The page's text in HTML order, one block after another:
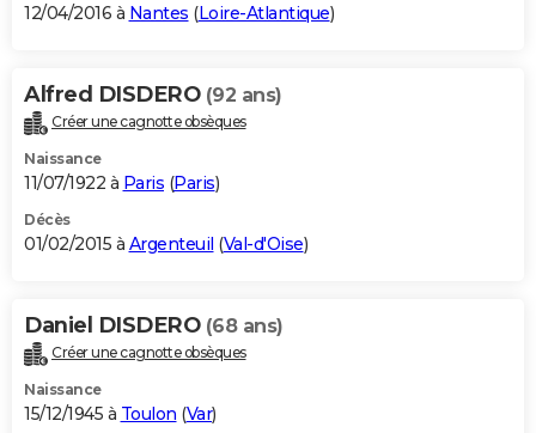
12/04/2016 à Nantes (Loire-Atlantique)
Alfred DISDERO (92 ans)
Créer une cagnotte obsèques
Naissance
11/07/1922 à Paris (Paris)
Décès
01/02/2015 à Argenteuil (Val-d'Oise)
Daniel DISDERO (68 ans)
Créer une cagnotte obsèques
Naissance
15/12/1945 à Toulon (Var)